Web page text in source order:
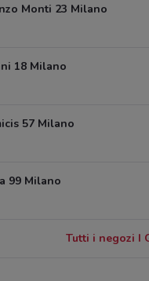
Monti 23 Milano
18 Milano
57 Milano
99 Milano
Tutti i negozi I